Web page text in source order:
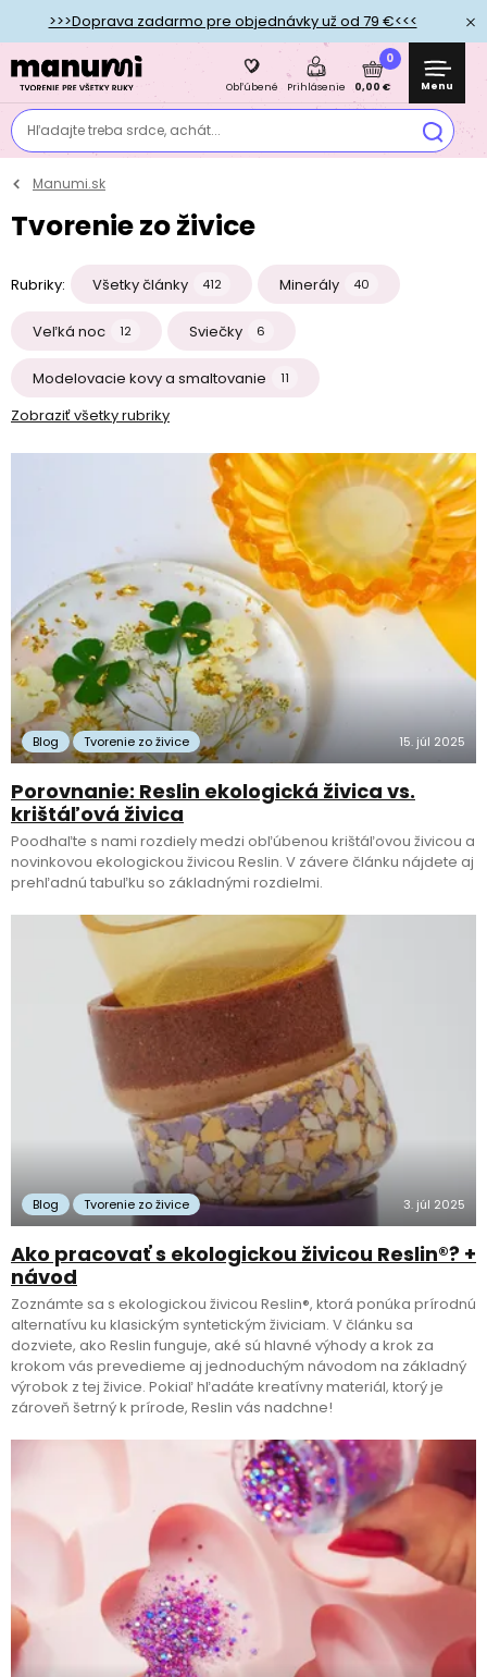
>>>Doprava zadarmo pre objednávky už od 79 €<<<
Hľadajte treba srdce, achát...
Obľúbené Prihlásenie
0
0,00 € Menu
Manumi.sk
Tvorenie zo živice
Rubriky: Všetky články 412 Minerály 40
Veľká noc 12 Sviečky 6
Modelovacie kovy a smaltovanie 11
Zobraziť všetky rubriky
Blog Tvorenie zo živice 15. júl 2025
Porovnanie: Reslin ekologická živica vs.
krištáľová živica
Poodhaľte s nami rozdiely medzi obľúbenou krištáľovou živicou a
novinkovou ekologickou živicou Reslin. V závere článku nájdete aj
prehľadnú tabuľku so základnými rozdielmi.
Blog Tvorenie zo živice 3. júl 2025
Ako pracovať s ekologickou živicou Reslin®? +
návod
Zoznámte sa s ekologickou živicou Reslin®, ktorá ponúka prírodnú
alternatívu ku klasickým syntetickým živiciam. V článku sa
dozviete, ako Reslin funguje, aké sú hlavné výhody a krok za
krokom vás prevedieme aj jednoduchým návodom na základný
výrobok z tej živice. Pokiaľ hľadáte kreatívny materiál, ktorý je
zároveň šetrný k prírode, Reslin vás nadchne!